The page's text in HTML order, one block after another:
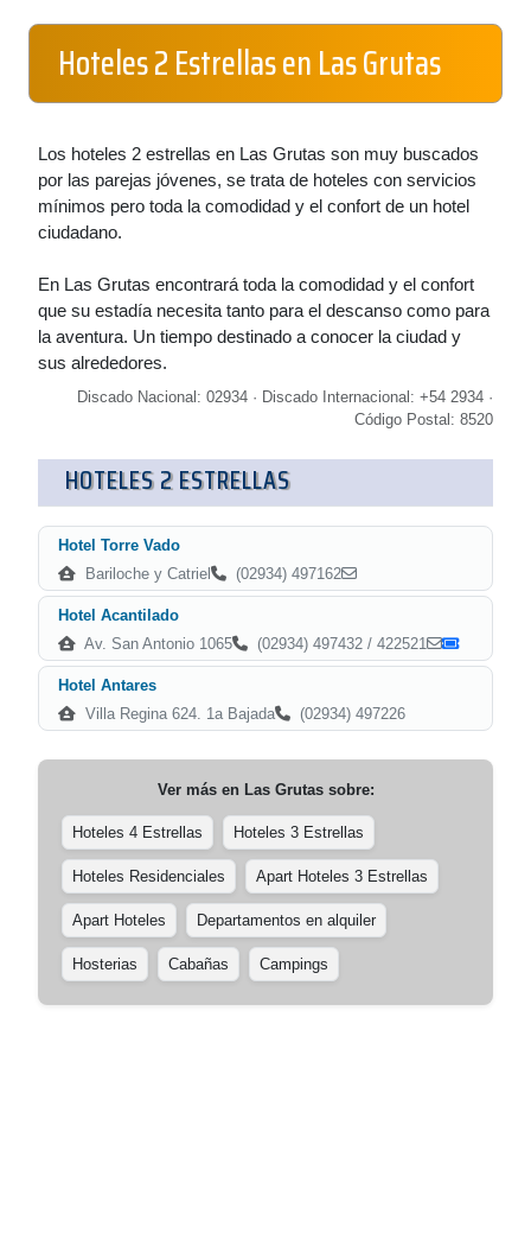
Hoteles 2 Estrellas en Las Grutas
Los hoteles 2 estrellas en Las Grutas son muy buscados
por las parejas jóvenes, se trata de hoteles con servicios
mínimos pero toda la comodidad y el confort de un hotel
ciudadano.
En Las Grutas encontrará toda la comodidad y el confort
que su estadía necesita tanto para el descanso como para
la aventura. Un tiempo destinado a conocer la ciudad y
sus alrededores.
Discado Nacional: 02934 · Discado Internacional: +54 2934 ·
Código Postal: 8520
HOTELES 2 ESTRELLAS
Hotel Torre Vado
Bariloche y Catriel
(02934) 497162
Hotel Acantilado
Av. San Antonio 1065
(02934) 497432 / 422521
Hotel Antares
Villa Regina 624. 1a Bajada
(02934) 497226
Ver más en Las Grutassobre:
Hoteles 4 Estrellas Hoteles 3 Estrellas
Hoteles Residenciales Apart Hoteles 3 Estrellas
Apart Hoteles Departamentos en alquiler
Hosterias Cabañas Campings